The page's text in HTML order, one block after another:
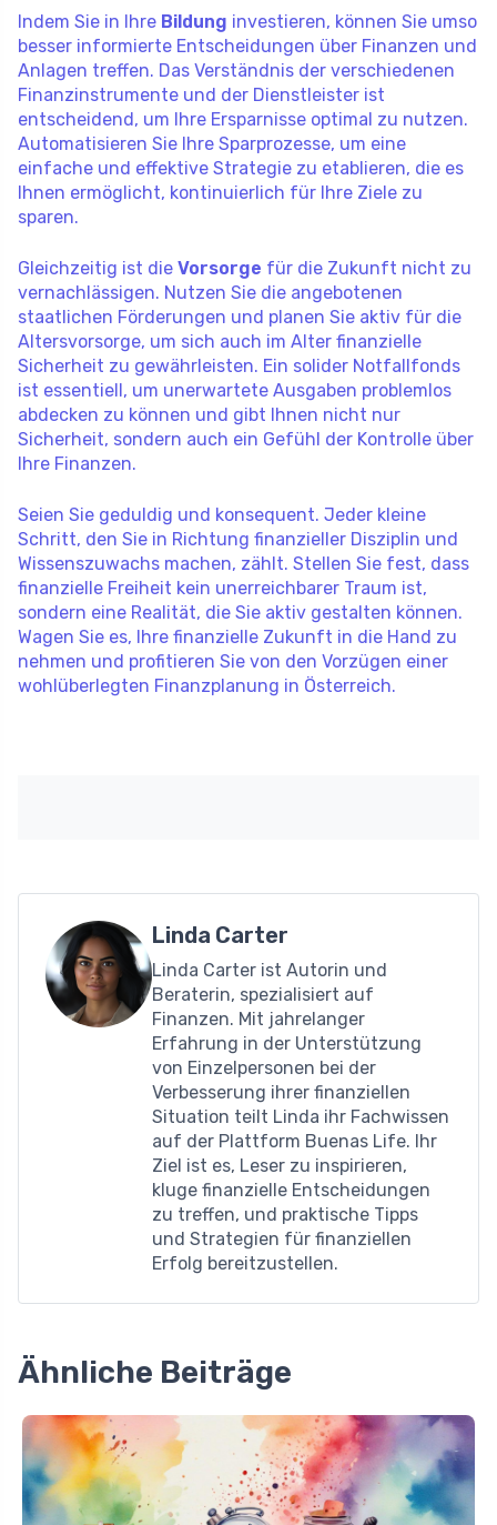
Indem Sie in Ihre Bildung investieren, können Sie umso
besser informierte Entscheidungen über Finanzen und
Anlagen treffen. Das Verständnis der verschiedenen
Finanzinstrumente und der Dienstleister ist
entscheidend, um Ihre Ersparnisse optimal zu nutzen.
Automatisieren Sie Ihre Sparprozesse, um eine
einfache und effektive Strategie zu etablieren, die es
Ihnen ermöglicht, kontinuierlich für Ihre Ziele zu
sparen.
Gleichzeitig ist die Vorsorge für die Zukunft nicht zu
vernachlässigen. Nutzen Sie die angebotenen
staatlichen Förderungen und planen Sie aktiv für die
Altersvorsorge, um sich auch im Alter finanzielle
Sicherheit zu gewährleisten. Ein solider Notfallfonds
ist essentiell, um unerwartete Ausgaben problemlos
abdecken zu können und gibt Ihnen nicht nur
Sicherheit, sondern auch ein Gefühl der Kontrolle über
Ihre Finanzen.
Seien Sie geduldig und konsequent. Jeder kleine
Schritt, den Sie in Richtung finanzieller Disziplin und
Wissenszuwachs machen, zählt. Stellen Sie fest, dass
finanzielle Freiheit kein unerreichbarer Traum ist,
sondern eine Realität, die Sie aktiv gestalten können.
Wagen Sie es, Ihre finanzielle Zukunft in die Hand zu
nehmen und profitieren Sie von den Vorzügen einer
wohlüberlegten Finanzplanung in Österreich.
Linda Carter
Linda Carter ist Autorin und
Beraterin, spezialisiert auf
Finanzen. Mit jahrelanger
Erfahrung in der Unterstützung
von Einzelpersonen bei der
Verbesserung ihrer finanziellen
Situation teilt Linda ihr Fachwissen
auf der Plattform Buenas Life. Ihr
Ziel ist es, Leser zu inspirieren,
kluge finanzielle Entscheidungen
zu treffen, und praktische Tipps
und Strategien für finanziellen
Erfolg bereitzustellen.
Ähnliche Beiträge